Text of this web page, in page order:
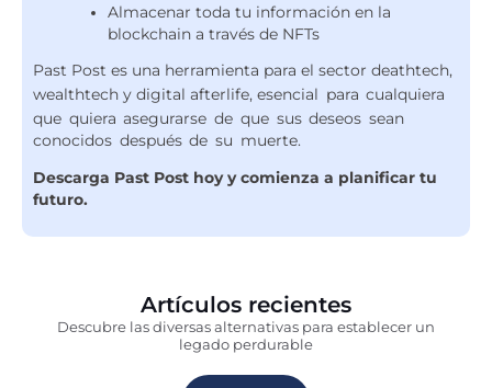
Almacenar toda tu información en la
blockchain a través de NFTs
Past Post es una herramienta para el sector deathtech,
wealthtech y digital afterlife, esencial para cualquiera
que quiera asegurarse de que sus deseos sean
conocidos después de su muerte.
Descarga Past Post hoy y comienza a planificar tu
futuro.
Artículos recientes
Descubre las diversas alternativas para establecer un
legado perdurable